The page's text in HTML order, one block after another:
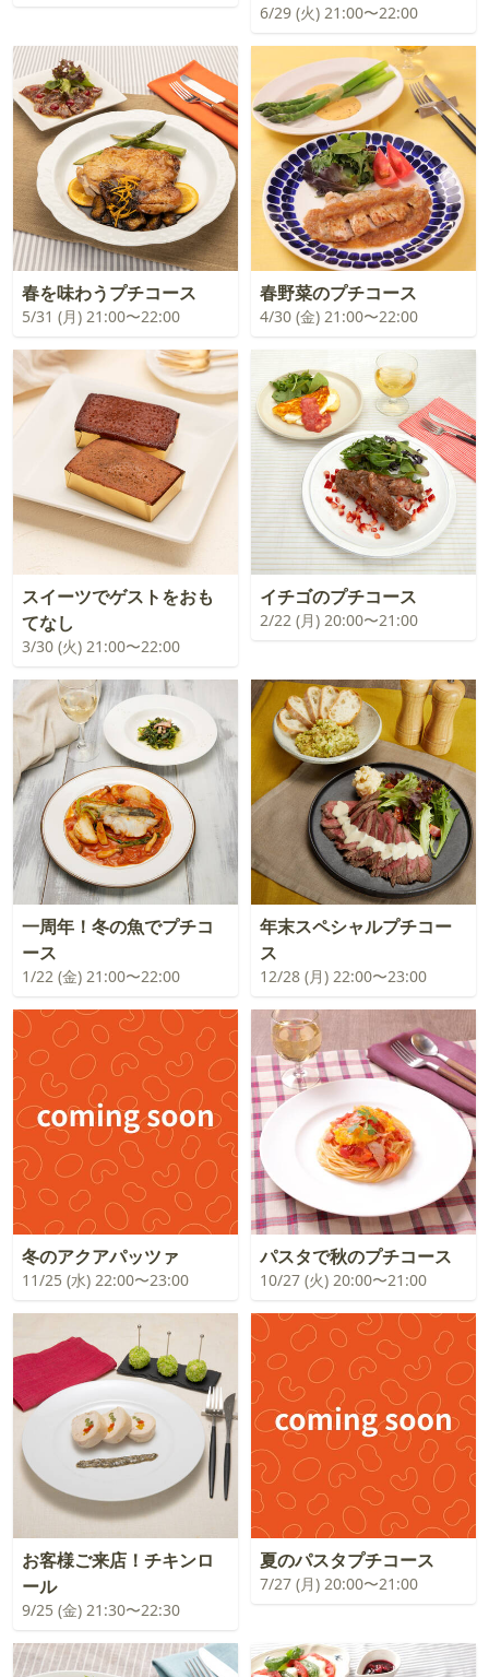
6/29 (火) 21:00〜22:00
春を味わうプチコース
5/31 (月) 21:00〜22:00
春野菜のプチコース
4/30 (金) 21:00〜22:00
スイーツでゲストをおも
てなし
3/30 (火) 21:00〜22:00
イチゴのプチコース
2/22 (月) 20:00〜21:00
一周年！冬の魚でプチコ
ース
1/22 (金) 21:00〜22:00
年末スペシャルプチコー
ス
12/28 (月) 22:00〜23:00
冬のアクアパッツァ
11/25 (水) 22:00〜23:00
パスタで秋のプチコース
10/27 (火) 20:00〜21:00
お客様ご来店！チキンロ
ール
9/25 (金) 21:30〜22:30
夏のパスタプチコース
7/27 (月) 20:00〜21:00